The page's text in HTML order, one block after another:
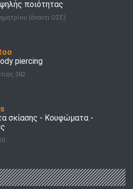
ποιότητας
(έναντι ΟΣΕ)
piercing
382
σκίασης - Κουφώματα -